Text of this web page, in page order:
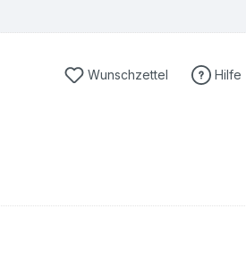
Du hast 0 Produkte auf
Wunschzettel Hilfe